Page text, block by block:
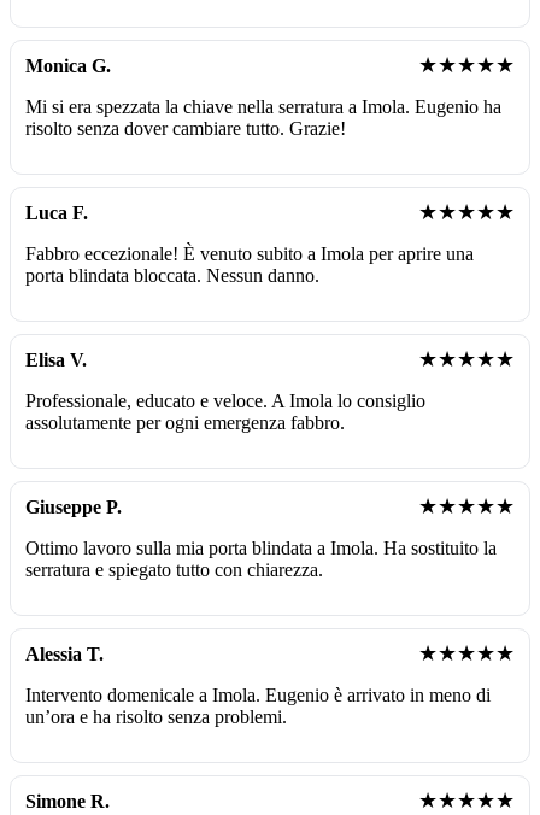
Monica G. ★★★★★
Mi si era spezzata la chiave nella serratura a Imola. Eugenio ha
risolto senza dover cambiare tutto. Grazie!
Luca F. ★★★★★
Fabbro eccezionale! È venuto subito a Imola per aprire una
porta blindata bloccata. Nessun danno.
Elisa V. ★★★★★
Professionale, educato e veloce. A Imola lo consiglio
assolutamente per ogni emergenza fabbro.
Giuseppe P. ★★★★★
Ottimo lavoro sulla mia porta blindata a Imola. Ha sostituito la
serratura e spiegato tutto con chiarezza.
Alessia T. ★★★★★
Intervento domenicale a Imola. Eugenio è arrivato in meno di
un’ora e ha risolto senza problemi.
Simone R. ★★★★★